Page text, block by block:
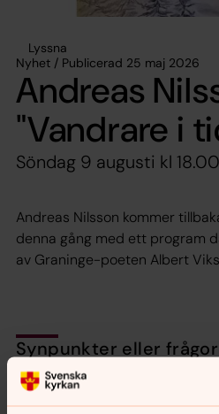
Lyssna
Nyhet / Publicerad 25 maj 2026
Andreas
"Vandrare i
Söndag 9 augusti kl
Andreas Nilsson kommer
denna gång med ett program
av Graninge-poeten Albert
Synpunkter eller
innehåll?